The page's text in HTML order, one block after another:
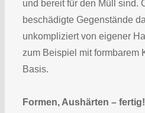
und bereit für den Müll sind.
beschädigte Gegenstände
unkompliziert von eigener
zum Beispiel mit formbarem
Basis.
Formen, Aushärten – fertig!